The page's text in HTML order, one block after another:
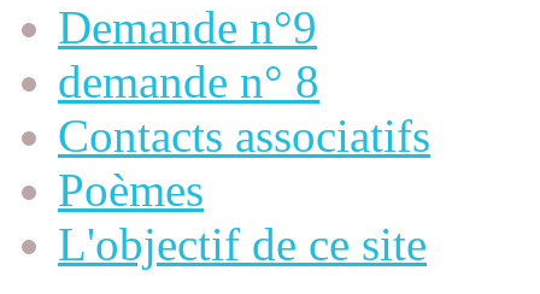
Demande n°9
demande n° 8
Contacts associatifs
Poèmes
L'objectif de ce site